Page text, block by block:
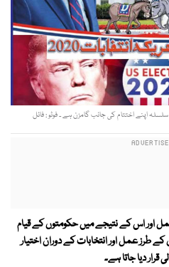
اپنے اختتام کی جانب گامزن ہے ۔ فوٹو : فائل
اور اس کے نتیجے میں حکومتوں کے قیام
طرز عمل اور انتخابات کے دوران اختیار
قرار دیا جاتا ہے۔